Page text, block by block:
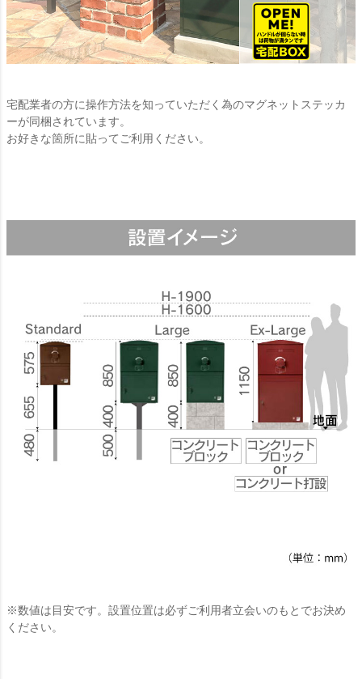
宅配業者の方に操作方法を知っていただく為のマグネットステッカ
ーが同梱されています。
お好きな箇所に貼ってご利用ください。
※数値は目安です。設置位置は必ずご利用者立会いのもとでお決め
ください。